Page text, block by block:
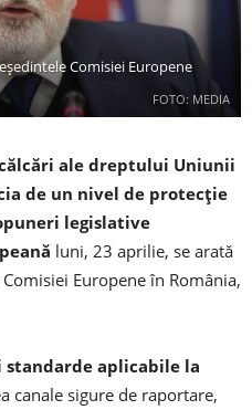
FOTO: MEDIA
Comisiei Europene
ale dreptului Uniunii
de un nivel de protecţie
legislative
luni, 23 aprilie, se arată
Europene în România,
standarde aplicabile la
canale sigure de raportare,